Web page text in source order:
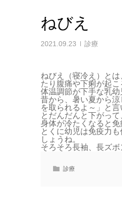
ねびえ
2021.09.23 診療
ねびえ（寝冷え）と
たり腹痛や下痢が起こ
体温調節が下手な乳幼
昔から、暑い夏から
を取られるよ～」と
とだんだんと下がっ
身体が冷たくなると
とくに幼児は免疫力
しょうね。
そろそろ長袖、長ズ
診療